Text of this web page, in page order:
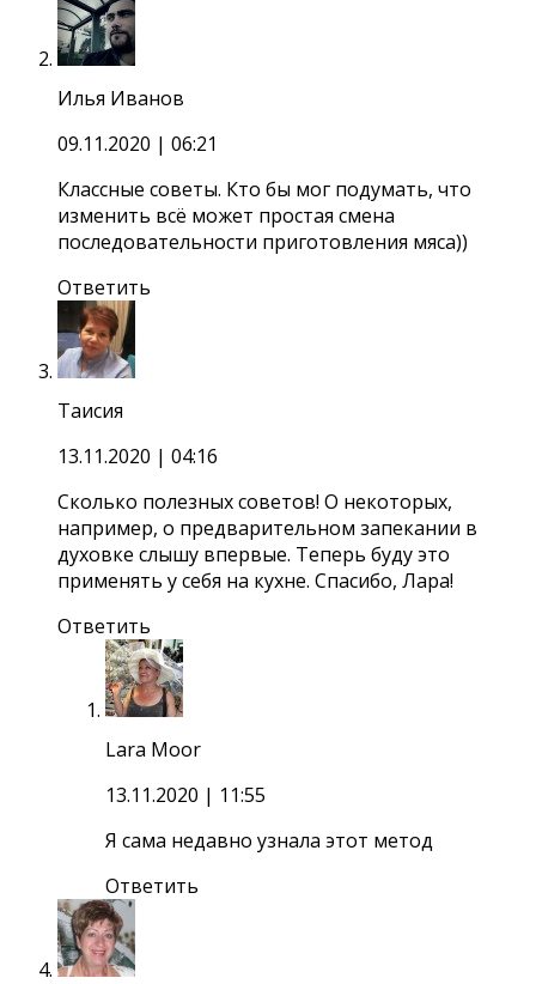
Илья Иванов
09.11.2020 | 06:21
Классные советы. Кто бы мог подумать, что
изменить всё может простая смена
последовательности приготовления мяса))
Ответить
Таисия
13.11.2020 | 04:16
Сколько полезных советов! О некоторых,
например, о предварительном запекании в
духовке слышу впервые. Теперь буду это
применять у себя на кухне. Спасибо, Лара!
Ответить
Lara Moor
13.11.2020 | 11:55
Я сама недавно узнала этот метод
Ответить